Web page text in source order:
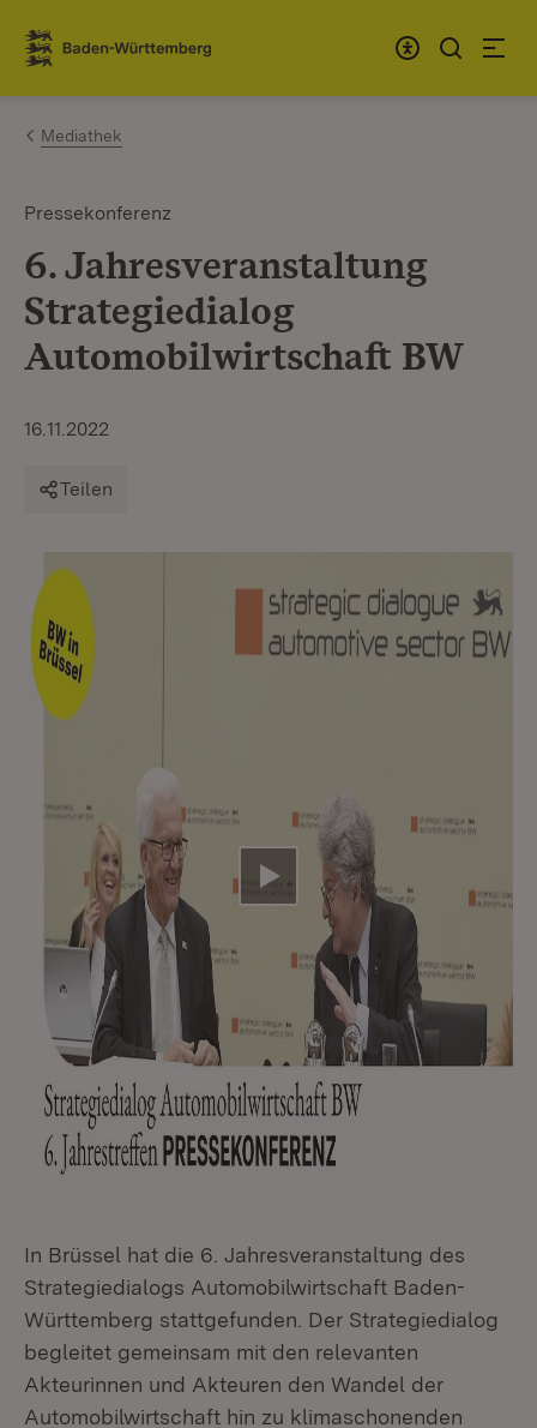
Zum Inhalt springen
Link zur Startseite
Mediathek
Pressekonferenz
6. Jahresveranstaltung
Strategiedialog
Automobilwirtschaft BW
16.11.2022
Teilen
Video abspielen
In Brüssel hat die 6. Jahresveranstaltung des
Strategiedialogs Automobilwirtschaft Baden-
Württemberg stattgefunden. Der Strategiedialog
begleitet gemeinsam mit den relevanten
Akteurinnen und Akteuren den Wandel der
Automobilwirtschaft hin zu klimaschonenden